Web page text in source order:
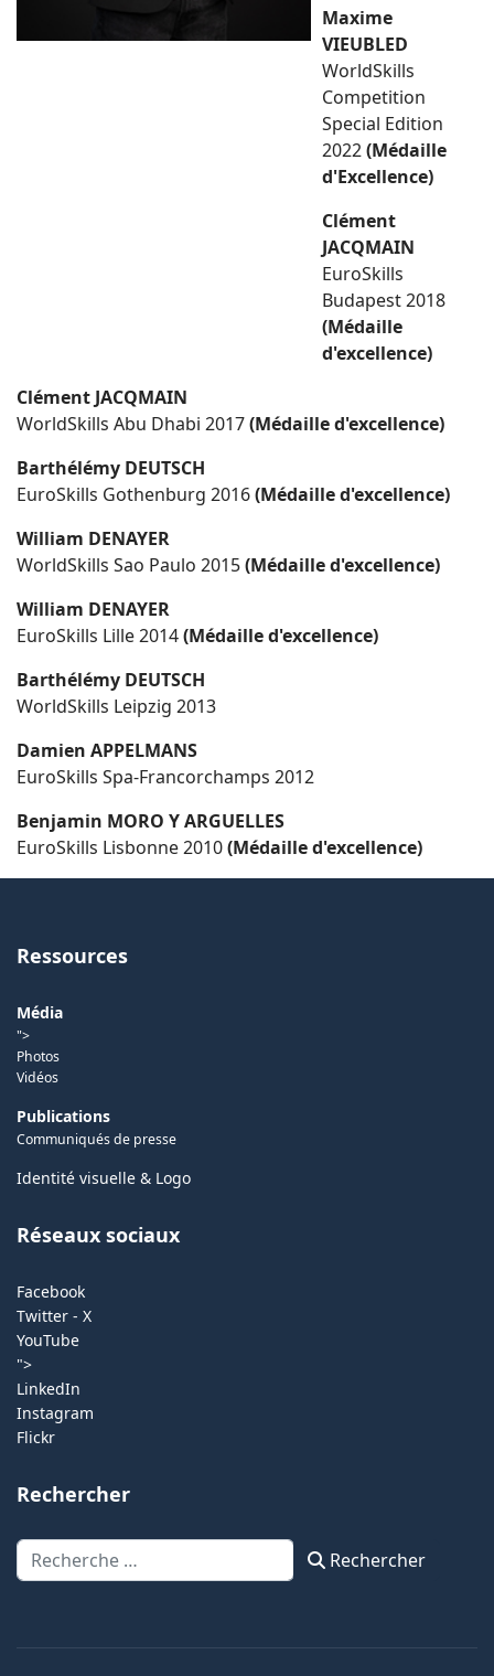
Maxime
VIEUBLED
WorldSkills
Competition
Special Edition
2022(Médaille
d'Excellence)
Clément
JACQMAIN
EuroSkills
Budapest 2018
(Médaille
d'excellence)
Clément JACQMAIN
WorldSkills Abu Dhabi 2017(Médaille d'excellence)
Barthélémy DEUTSCH
EuroSkills Gothenburg 2016(Médaille d'excellence)
William DENAYER
WorldSkills Sao Paulo 2015(Médaille d'excellence)
William DENAYER
EuroSkills Lille 2014(Médaille d'excellence)
Barthélémy DEUTSCH
WorldSkills Leipzig 2013
Damien APPELMANS
EuroSkills Spa-Francorchamps 2012
Benjamin MORO Y ARGUELLES
EuroSkills Lisbonne 2010(Médaille d'excellence)
Ressources
Média
">
Photos
Vidéos
Publications
Communiqués de presse
Identité visuelle & Logo
Réseaux sociaux
Facebook
Twitter - X
YouTube
">
LinkedIn
Instagram
Flickr
Rechercher
Rechercher Rechercher